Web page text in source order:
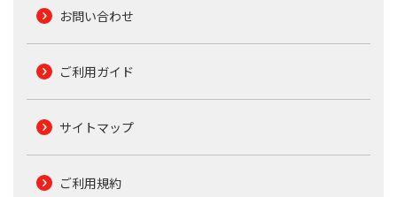
お問い合わせ
ご利用ガイド
サイトマップ
ご利用規約